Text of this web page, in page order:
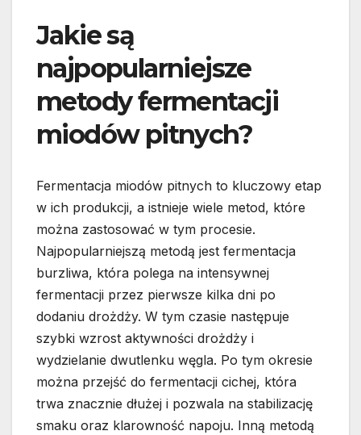
Jakie są
najpopularniejsze
metody fermentacji
miodów pitnych?
Fermentacja miodów pitnych to kluczowy etap
w ich produkcji, a istnieje wiele metod, które
można zastosować w tym procesie.
Najpopularniejszą metodą jest fermentacja
burzliwa, która polega na intensywnej
fermentacji przez pierwsze kilka dni po
dodaniu drożdży. W tym czasie następuje
szybki wzrost aktywności drożdży i
wydzielanie dwutlenku węgla. Po tym okresie
można przejść do fermentacji cichej, która
trwa znacznie dłużej i pozwala na stabilizację
smaku oraz klarowność napoju. Inną metodą